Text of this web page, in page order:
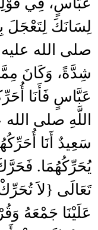
لِسَانَكَ لِتَعْجَلَ
صلى الله
شِدَّةً، وَكَانَ
عَبَّاسٍ فَأَنَا
اللَّهِ صلى
سَعِيدٌ أَنَا
يُحَرِّكُهُمَا‏.‏
تَعَالَى ‏{‏لاَ
عَلَيْنَا جَمْعَهُ